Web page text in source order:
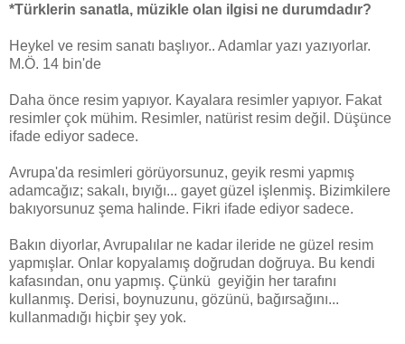
*Türklerin sanatla, müzikle olan ilgisi ne durumdadır?
Heykel ve resim sanatı başlıyor.. Adamlar yazı yazıyorlar.
M.Ö. 14 bin'de
Daha önce resim yapıyor. Kayalara resimler yapıyor. Fakat
resimler çok mühim. Resimler, natürist resim değil. Düşünce
ifade ediyor sadece.
Avrupa'da resimleri görüyorsunuz, geyik resmi yapmış
adamcağız; sakalı, bıyığı... gayet güzel işlenmiş. Bizimkilere
bakıyorsunuz şema halinde. Fikri ifade ediyor sadece.
Bakın diyorlar, Avrupalılar ne kadar ileride ne güzel resim
yapmışlar. Onlar kopyalamış doğrudan doğruya. Bu kendi
kafasından, onu yapmış. Çünkü geyiğin her tarafını
kullanmış. Derisi, boynuzunu, gözünü, bağırsağını...
kullanmadığı hiçbir şey yok.